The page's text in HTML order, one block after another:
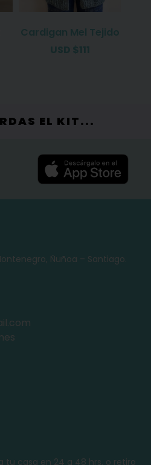
Cardigan Mel Tejido
USD $111
EL KIT...
Ñuñoa – Santiago.
tu casa en 24 a 48 hrs. o retiro